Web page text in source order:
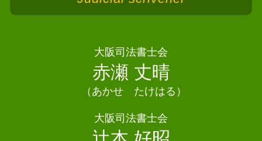
任意整理 ブラックリスト
債務整理 ブラックリスト いつ消える
任意整理 賃貸契約
相続放棄
遺産分割協議書 作成
相続 不動産 名義変更
遺産分割協議 不動産登記
相続人 申告 登記
債務整理 司法書士 河南町
相続 司法書士熊取町
債務整理 司法書士 太子町
債務整理 司法書士 守口市
相続 司法書士 松原市
債務整理 司法書士 東大阪市
相続 司法書士 箕面市
債務整理 司法書士 千早赤阪村
大阪司法書士会
赤瀬 丈晴
（あかせ たけはる）
大阪司法書士会